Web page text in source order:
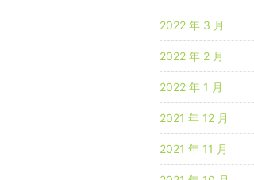
2022 年 3 月
2022 年 2 月
2022 年 1 月
2021 年 12 月
2021 年 11 月